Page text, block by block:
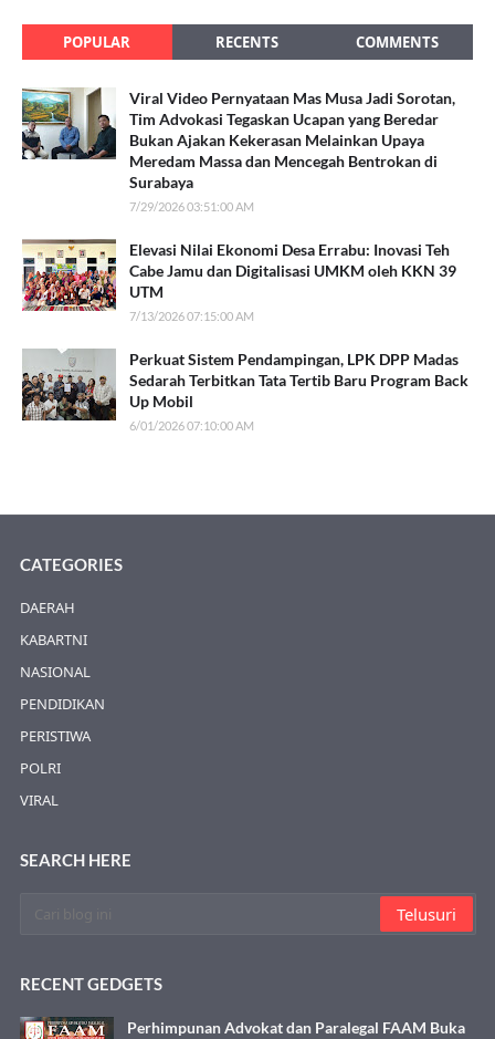
POPULAR RECENTS COMMENTS
Viral Video Pernyataan Mas Musa Jadi Sorotan,
Tim Advokasi Tegaskan Ucapan yang Beredar
Bukan Ajakan Kekerasan Melainkan Upaya
Meredam Massa dan Mencegah Bentrokan di
Surabaya
7/29/2026 03:51:00 AM
Elevasi Nilai Ekonomi Desa Errabu: Inovasi Teh
Cabe Jamu dan Digitalisasi UMKM oleh KKN 39
UTM
7/13/2026 07:15:00 AM
Perkuat Sistem Pendampingan, LPK DPP Madas
Sedarah Terbitkan Tata Tertib Baru Program Back
Up Mobil
6/01/2026 07:10:00 AM
CATEGORIES
DAERAH
KABARTNI
NASIONAL
PENDIDIKAN
PERISTIWA
POLRI
VIRAL
SEARCH HERE
RECENT GEDGETS
Perhimpunan Advokat dan Paralegal FAAM Buka